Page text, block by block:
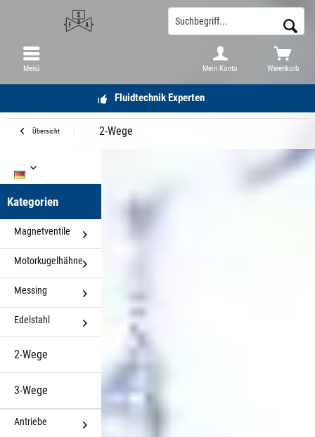
Fluidtechnik Experten
Warenkorb
Mein Konto
Menü
Übersicht 2-Wege
Kategorien
Magnetventile
Motorkugelhähne
Messing
Edelstahl
2-Wege
3-Wege
Antriebe